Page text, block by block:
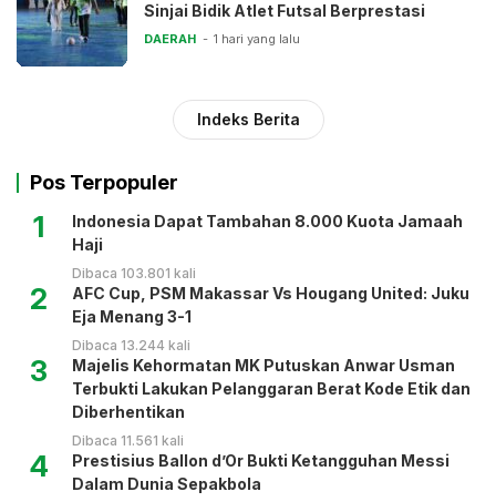
Sinjai Bidik Atlet Futsal Berprestasi
DAERAH 1 hari yang lalu
Indeks Berita
Pos Terpopuler
1
Indonesia Dapat Tambahan 8.000 Kuota Jamaah
Haji
Dibaca 103.801 kali
2
AFC Cup, PSM Makassar Vs Hougang United: Juku
Eja Menang 3-1
Dibaca 13.244 kali
3
Majelis Kehormatan MK Putuskan Anwar Usman
Terbukti Lakukan Pelanggaran Berat Kode Etik dan
Diberhentikan
Dibaca 11.561 kali
4
Prestisius Ballon d’Or Bukti Ketangguhan Messi
Dalam Dunia Sepakbola